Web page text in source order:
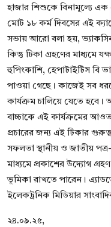
হাজার শিশুকে বিনামূল্যে
মোট ১৮ কর্ম দিবসের এই
সভায় আরো বলা হয়, ভ্যাকসিন
কিন্তু টিকা গ্রহণের মাধ্যমে
হুপিংকাশি, হেপাটাইটিস বি
পাওয়া গেছে। কাজেই সব
কার্যক্রম চালিয়ে যেতে
বাচ্চাকে এই কার্যক্রমের
প্রচারের জন্য এই টিকার
সফলতা স্থানীয় ও জাতীয়
মাধ্যমে প্রকাশের উদ্যোগ
ভূমিকা রাখতে পারেন।
ইলেকট্রনিক মিডিয়ার
২৪.০৯.২৫,